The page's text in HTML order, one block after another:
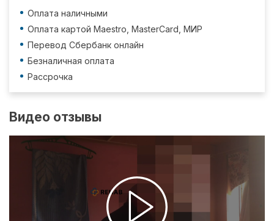
Оплата наличными
Оплата картой Maestro, MasterCard, МИР
Перевод Сбербанк онлайн
Безналичная оплата
Рассрочка
Видео отзывы